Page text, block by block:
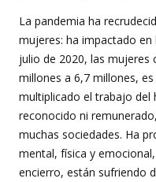
La pandemia ha
mujeres: ha impactado
julio de 2020, las mujeres
millones a 6,7 millones,
multiplicado el trabajo del
reconocido ni
muchas sociedades. Ha
mental, física y
encierro, están sufriendo